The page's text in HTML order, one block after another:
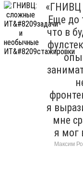
«ГНИВЦ
Еще до
что в
я
мне
я мог
Максим